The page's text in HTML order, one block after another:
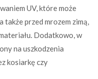
UV, które może
także przed mrozem zimą,
Dodatkowo, w
na uszkodzenia
kosiarkę czy